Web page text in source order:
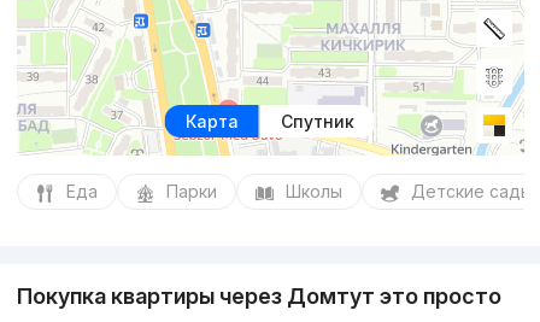
Карта Спутник
Еда Парки Школы Детские сады
Покупка квартиры через Домтут это просто